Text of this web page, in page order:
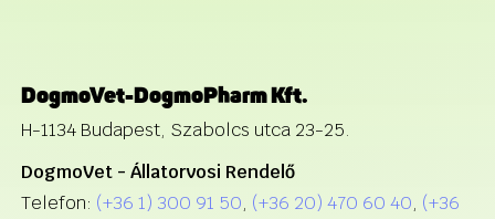
DogmoVet-DogmoPharm Kft.
H-1134 Budapest, Szabolcs utca 23-25.
DogmoVet - Állatorvosi Rendelő
Telefon: (+36 1) 300 91 50, (+36 20) 470 60 40, (+36